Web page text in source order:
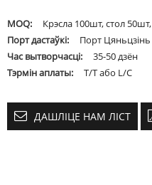
MOQ:
Крэсла 100шт, стол
Порт дастаўкі:
Порт
Час вытворчасці:
35-50 дзён
Тэрмін аплаты:
T/T або L/C
ДАШЛІЦЕ НАМ ЛІСТ